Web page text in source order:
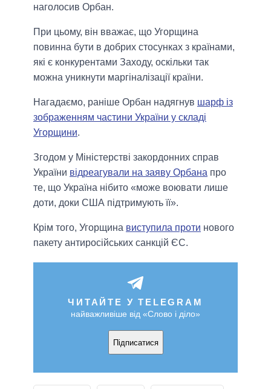
наголосив Орбан.
При цьому, він вважає, що Угорщина
повинна бути в добрих стосунках з країнами,
які є конкурентами Заходу, оскільки так
можна уникнути маргіналізації країни.
Нагадаємо, раніше Орбан надягнув шарф із
зображенням частини України у складі
Угорщини.
Згодом у Міністерстві закордонних справ
України відреагували на заяву Орбана про
те, що Україна нібито «може воювати лише
доти, доки США підтримують її».
Крім того, Угорщина виступила проти нового
пакету антиросійських санкцій ЄС.
ЧИТАЙТЕ У TELEGRAM
найважливіше від «Слово і діло»
Підписатися